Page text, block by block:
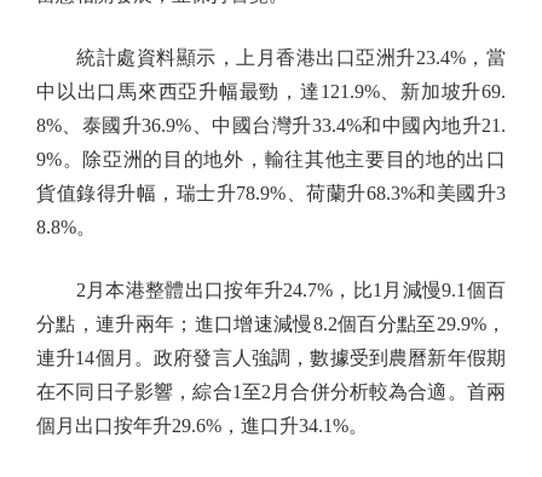
統計處資料顯示，上月香港出口亞洲升23.4%，當
中以出口馬來西亞升幅最勁，達121.9%、新加坡升69.
8%、泰國升36.9%、中國台灣升33.4%和中國內地升21.
9%。除亞洲的目的地外，輸往其他主要目的地的出口
貨值錄得升幅，瑞士升78.9%、荷蘭升68.3%和美國升3
8.8%。
2月本港整體出口按年升24.7%，比1月減慢9.1個百
分點，連升兩年；進口增速減慢8.2個百分點至29.9%，
連升14個月。政府發言人強調，數據受到農曆新年假期
在不同日子影響，綜合1至2月合併分析較為合適。首兩
個月出口按年升29.6%，進口升34.1%。